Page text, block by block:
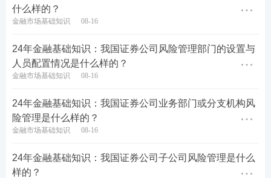
什么样的？
金融市场基础知识 08-16
24年金融基础知识：我国证券公司风险管理部门的设置与
人员配置情况是什么样的？
金融市场基础知识 08-16
24年金融基础知识：我国证券公司业务部门或分支机构风
险管理是什么样的？
金融市场基础知识 08-16
24年金融基础知识：我国证券公司子公司风险管理是什么
样的？